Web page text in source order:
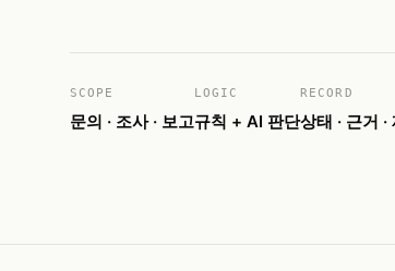
SCOPE
문의 · 조사 · 보고
LOGIC
규칙 + AI 판단
RECORD
상태 · 근거